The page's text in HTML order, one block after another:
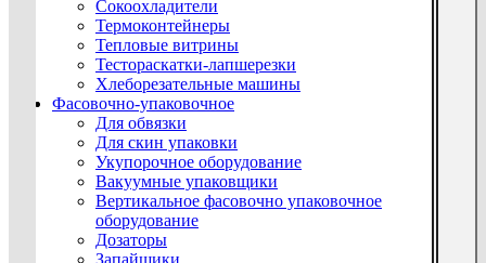
Сокоохладители
Термоконтейнеры
Тепловые витрины
Тестораскатки-лапшерезки
Хлеборезательные машины
Фасовочно-упаковочное
Для обвязки
Для скин упаковки
Укупорочное оборудование
Вакуумные упаковщики
Вертикальное фасовочно упаковочное
оборудование
Дозаторы